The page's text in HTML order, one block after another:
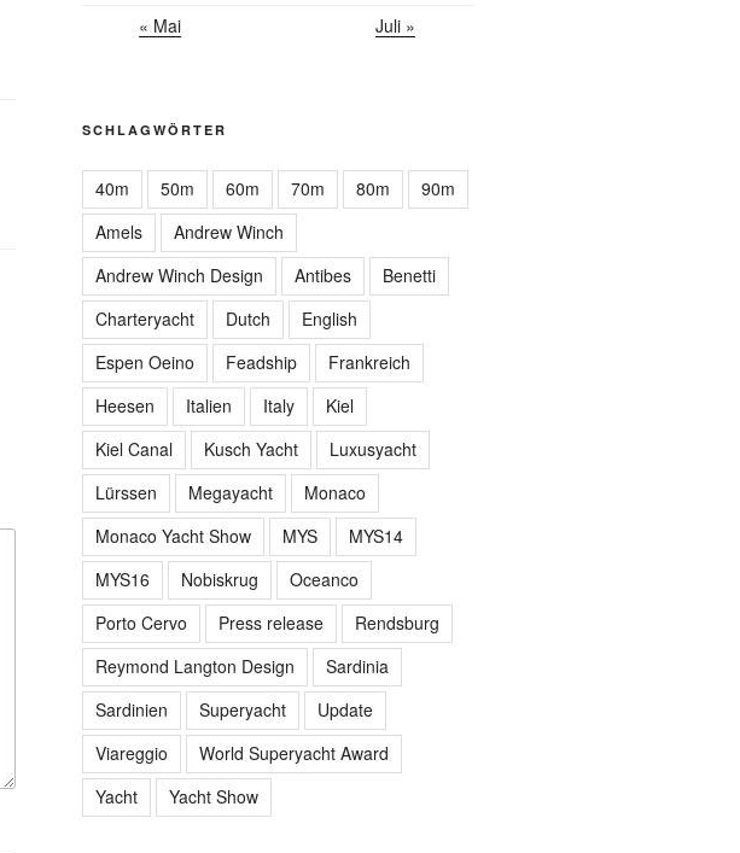
« Mai
Juli »
SCHLAGWÖRTER
40m 50m 60m 70m 80m
90m
Amels
Andrew Winch
Andrew Winch Design
Antibes
Benetti
Charteryacht
Dutch
English
Espen Oeino
Feadship
Frankreich
Heesen
Italien Italy
Kiel
Kiel Canal
Kusch Yacht
Luxusyacht
Lürssen
Megayacht
Monaco
Monaco Yacht Show
MYS
MYS14
MYS16
Nobiskrug
Oceanco
Porto Cervo
Press release
Rendsburg
Reymond Langton Design
Sardinia
Sardinien
Superyacht
Update
Viareggio
World Superyacht Award
Yacht
Yacht Show